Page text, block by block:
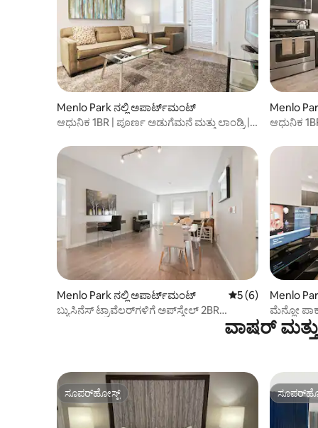
Menlo Park ನಲ್ಲಿ ಅಪಾರ್ಟ್‌ಮಂಟ್
ಆಧುನಿಕ 1BR | ಪೂರ್ಣ ಅಡುಗೆಮನೆ ಮತ್ತು ಲಾಂಡ್ರಿ |
Menlo
ಆಧುನಿಕ
Menlo Park ನಲ್ಲಿ ಅಪಾರ್ಟ್‌ಮಂಟ್ 5 ರಲ್ಲಿ 5 ಸರಾಸರಿ
5 (6)
ಬ್ಯುಸಿನೆಸ್ ಟ್ರಾವೆಲರ್‌ಗಳಿಗೆ ಅಪ್‌ಸ್ಕೇಲ್ 2BR
Menlo
ಮೆನ್ಲೋ
ವಾಷರ್
ಸೂಪರ್‌ಹೋಸ್ಟ್
ಸೂಪರ್‌ಹೋಸ್ಟ್